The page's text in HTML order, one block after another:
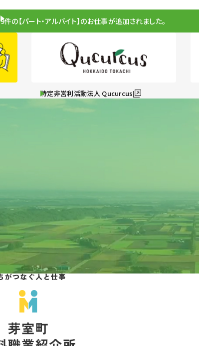
9件の【パート・アルバイト】のお仕事が追加されました。
特定非営利活動法人 Qucurcus